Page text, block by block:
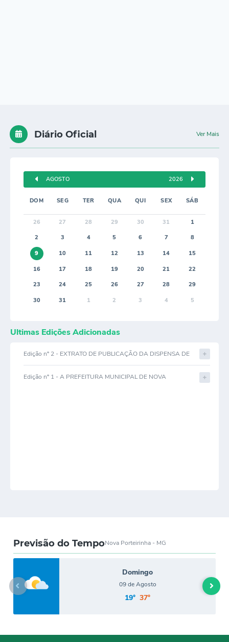
Diário Oficial Ver Mais
AGOSTO 2026
DOM SEG TER QUA QUI SEX SÁB
26 27 28 29 30 31 1
2 3 4 5 6 7 8
9 10 11 12 13 14 15
16 17 18 19 20 21 22
23 24 25 26 27 28 29
30 31 1 2 3 4 5
Últimas Edições Adicionadas
Edição nº 2 - EXTRATO DE PUBLICAÇÃO DA DISPENSA DE
Edição nº 1 - A PREFEITURA MUNICIPAL DE NOVA
Previsão do TempoNova Porteirinha - MG
Domingo
09 de Agosto
19° 37°